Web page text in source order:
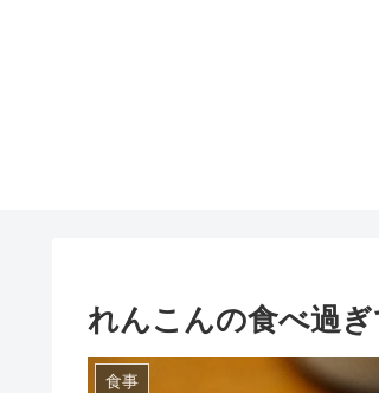
れんこんの食べ過
食事